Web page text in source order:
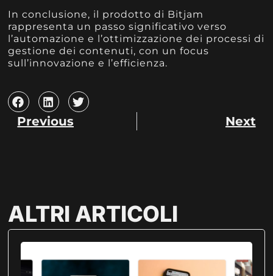
In conclusione, il prodotto di Bitjam
rappresenta un passo significativo verso
l’automazione e l’ottimizzazione dei processi di
gestione dei contenuti, con un focus
sull’innovazione e l’efficienza.
Previous Next
ALTRI ARTICOLI